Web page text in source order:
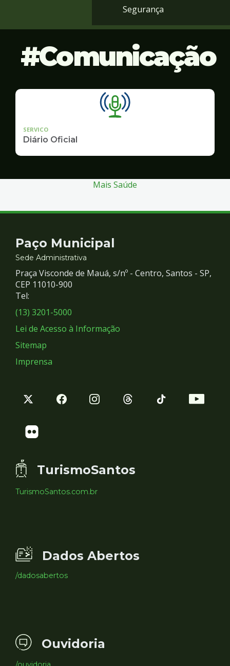
Segurança
Comunicação
SERVICO
Diário Oficial
Mais Saúde
Contato
e
Redes
Sociais
Paço Municipal
Sede Administrativa
Praça Visconde de Mauá, s/nº - Centro, Santos - SP,
CEP 11010-900
Tel:
(13) 3201-5000
Lei de Acesso à Informação
Sitemap
Imprensa
TurismoSantos
TurismoSantos.com.br
Dados Abertos
/dadosabertos
Ouvidoria